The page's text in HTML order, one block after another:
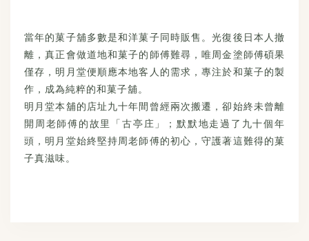
當年的菓子舖多數是和洋菓子同時販售。光復後日本人撤
離，真正會做道地和菓子的師傅難尋，唯周金塗師傅碩果
僅存，明月堂便順應本地客人的需求，專注於和菓子的製
作，成為純粹的和菓子舖。
明月堂本舖的店址九十年間曾經兩次搬遷，卻始終未曾離
開周老師傅的故里「古亭庄」；默默地走過了九十個年
頭，明月堂始終堅持周老師傅的初心，守護著這難得的菓
子真滋味。